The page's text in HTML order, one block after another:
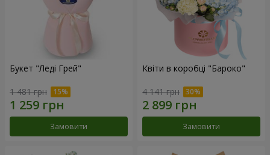
Букет "Леді Грей"
1 481 грн
Замовити
Квіти в коробці "Бароко"
4 141 грн
Замовити